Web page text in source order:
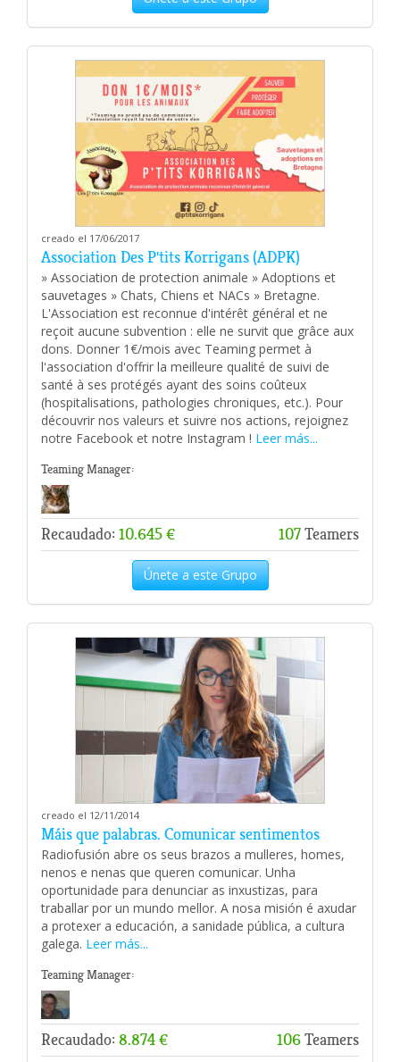
creado el 17/06/2017
Association Des P'tits Korrigans (ADPK)
» Association de protection animale » Adoptions et
sauvetages » Chats, Chiens et NACs » Bretagne.
L'Association est reconnue d'intérêt général et ne
reçoit aucune subvention : elle ne survit que grâce aux
dons. Donner 1€/mois avec Teaming permet à
l'association d'offrir la meilleure qualité de suivi de
santé à ses protégés ayant des soins coûteux
(hospitalisations, pathologies chroniques, etc.). Pour
découvrir nos valeurs et suivre nos actions, rejoignez
notre Facebook et notre Instagram ! Leer más...
Teaming Manager:
Recaudado: 10.645 € 107Teamers
Únete a este Grupo
creado el 12/11/2014
Máis que palabras. Comunicar sentimentos
Radiofusión abre os seus brazos a mulleres, homes,
nenos e nenas que queren comunicar. Unha
oportunidade para denunciar as inxustizas, para
traballar por un mundo mellor. A nosa misión é axudar
a protexer a educación, a sanidade pública, a cultura
galega. Leer más...
Teaming Manager:
Recaudado: 8.874 € 106Teamers